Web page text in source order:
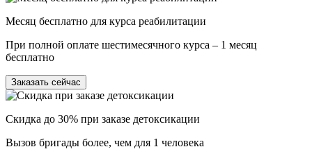
Месяц бесплатно для курса реабилитации
При полной оплате шестимесячного курса – 1 месяц
бесплатно
Заказать сейчас
Скидка до 30% при заказе детоксикации
Вызов бригады более, чем для 1 человека